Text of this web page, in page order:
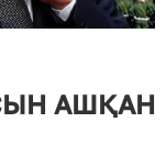
АШҚАН